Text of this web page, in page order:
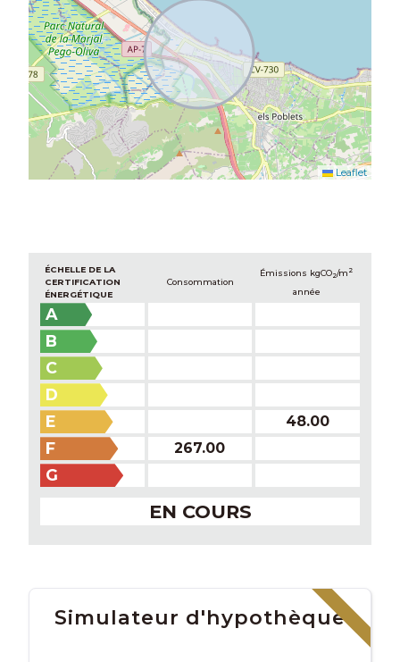
Leaflet
ÉCHELLE DE LA
CERTIFICATION
ÉNERGÉTIQUE
Consommation
Émissions kgCO2/m 2
année
A
B
C
D
E
48.00
F 267.00
G
EN COURS
Simulateur d'hypothèque